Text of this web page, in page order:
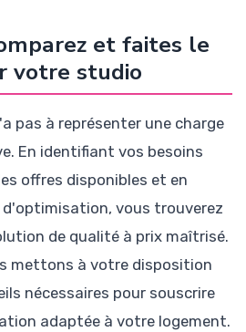
et faites le
votre studio
pas à représenter une charge
En identifiant vos besoins
offres disponibles et en
d'optimisation, vous trouverez
de qualité à prix maîtrisé.
mettons à votre disposition
nécessaires pour souscrire
adaptée à votre logement.